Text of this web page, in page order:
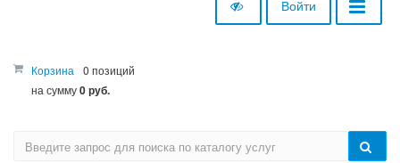
Войти
Корзина
0 позиций
на сумму0 руб.